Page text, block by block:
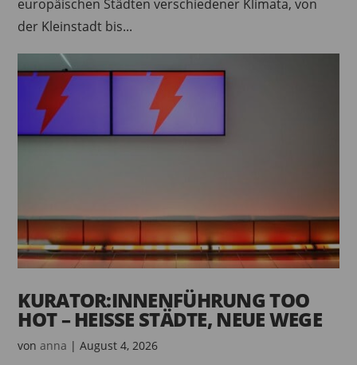
europäischen Städten verschiedener Klimata, von
der Kleinstadt bis...
KURATOR:INNENFÜHRUNG TOO
HOT – HEISSE STÄDTE, NEUE WEGE
vonanna |August 4, 2026